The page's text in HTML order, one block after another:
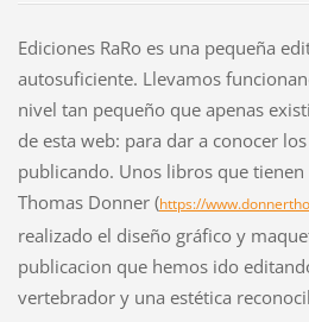
Ediciones RaRo es una pequeña
autosuficiente. Llevamos
nivel tan pequeño que apenas
de esta web: para dar a conocer
publicando. Unos libros que tienen
Thomas Donner (https://
realizado el diseño gráfico y
publicacion que hemos ido
vertebrador y una estética